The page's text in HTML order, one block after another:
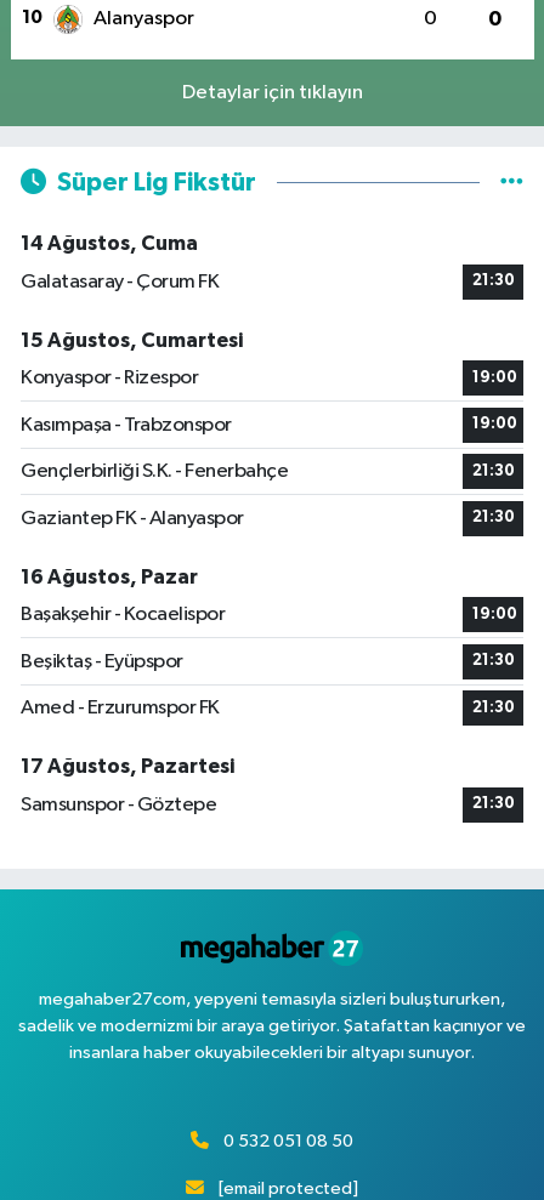
10 Alanyaspor 0 0
Detaylar için tıklayın
Süper Lig Fikstür
14 Ağustos, Cuma
Galatasaray - Çorum FK
21:30
15 Ağustos, Cumartesi
Konyaspor - Rizespor
19:00
Kasımpaşa - Trabzonspor 19:00
Gençlerbirliği S.K. - Fenerbahçe 21:30
Gaziantep FK - Alanyaspor 21:30
16 Ağustos, Pazar
Başakşehir - Kocaelispor
19:00
Beşiktaş - Eyüpspor 21:30
Amed - Erzurumspor FK 21:30
17 Ağustos, Pazartesi
Samsunspor - Göztepe
21:30
megahaber27com, yepyeni temasıyla sizleri buluştururken,
sadelik ve modernizmi bir araya getiriyor. Şatafattan kaçınıyor ve
insanlara haber okuyabilecekleri bir altyapı sunuyor.
0 532 051 08 50
[email protected]